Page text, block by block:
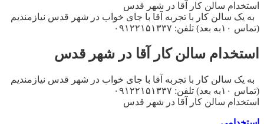
استخدام سالن کار آقا در شهر قدس
به یک سالن کار با تجربه آقا با جای خواب در شهر قدس نیازمندیم
(تماس ۱۰به بعد) تلفن: ۰۹۱۲۲۱۵۱۳۳۷
استخدام سالن کار آقا در شهر قدس
به یک سالن کار با تجربه آقا با جای خواب در شهر قدس نیازمندیم
(تماس ۱۰به بعد) تلفن: ۰۹۱۲۲۱۵۱۳۳۷
استخدام سالن کار آقا در شهر قدس